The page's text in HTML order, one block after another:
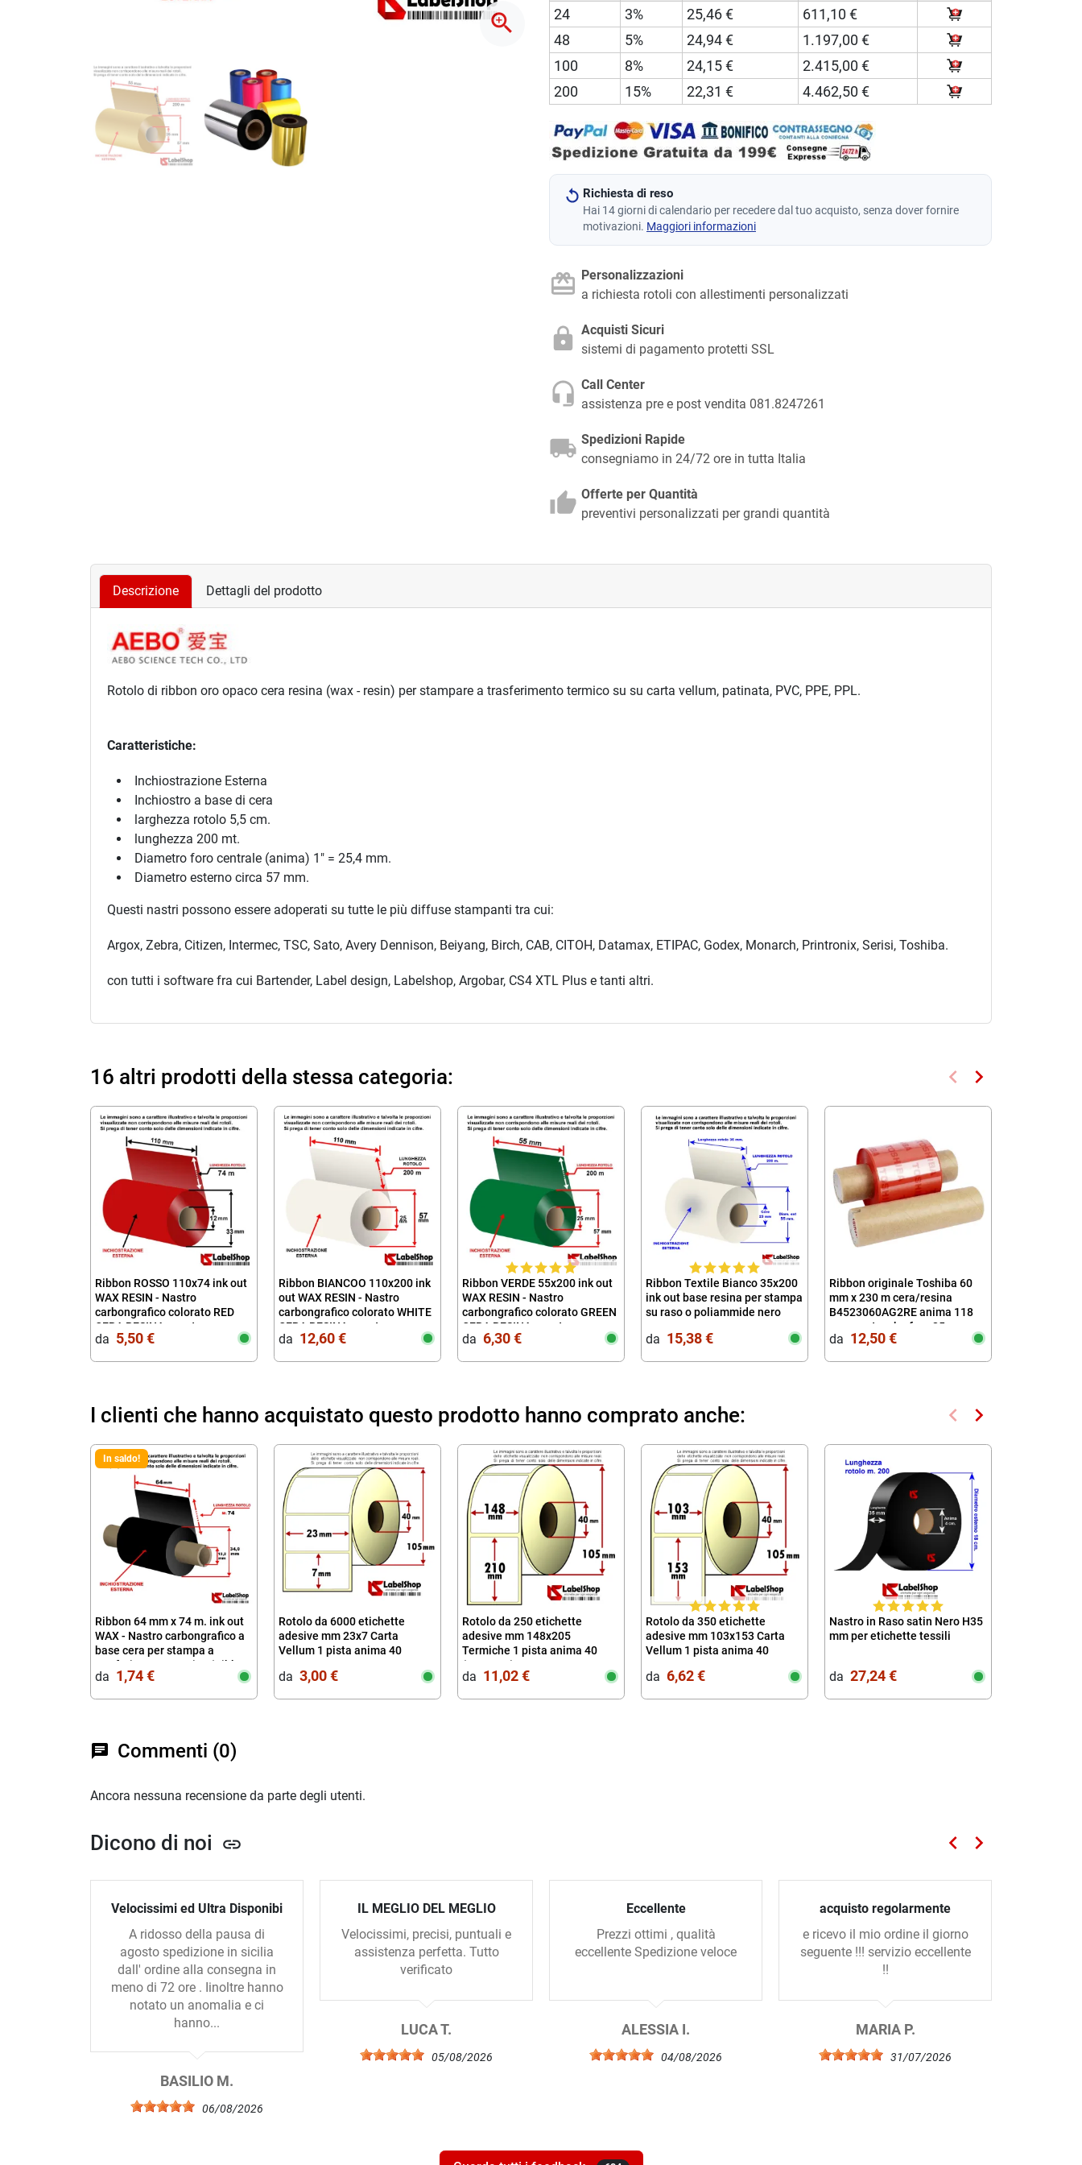
zoom_in 24 3% 25,46 €
611,10 €
48
5% 24,94 €
1.197,00 €
100
8% 24,15 €
2.415,00 €
200
15% 22,31 € 4.462,50 €
Richiesta di reso
Hai 14 giorni di calendario per recedere dal tuo acquisto, senza dover fornire
motivazioni. Maggiori informazioni
Personalizzazioni
a richiesta rotoli con allestimenti personalizzati
Acquisti Sicuri
sistemi di pagamento protetti SSL
Call Center
assistenza pre e post vendita 081.8247261
Spedizioni Rapide
consegniamo in 24/72 ore in tutta Italia
Offerte per Quantità
preventivi personalizzati per grandi quantità
Descrizione Dettagli del prodotto
Rotolo di ribbon oro opaco cera resina (wax - resin) per stampare a trasferimento termico su su carta vellum, patinata, PVC, PPE, PPL.
Caratteristiche:
Inchiostrazione Esterna
Inchiostro a base di cera
larghezza rotolo 5,5 cm.
lunghezza 200 mt.
Diametro foro centrale (anima) 1" = 25,4 mm.
Diametro esterno circa 57 mm.
Questi nastri possono essere adoperati su tutte le più diffuse stampanti tra cui:
Argox, Zebra, Citizen, Intermec, TSC, Sato, Avery Dennison, Beiyang, Birch, CAB, CITOH, Datamax, ETIPAC, Godex, Monarch, Printronix, Serisi, Toshiba.
con tutti i software fra cui Bartender, Label design, Labelshop, Argobar, CS4 XTL Plus e tanti altri.
16 altri prodotti della stessa categoria: Precedente
keyboard_arrow_left Successivo
keyboard_arrow_right
Ribbon ROSSO 110x74 ink out
WAX RESIN - Nastro
carbongrafico colorato RED
CERA RESINA per stampa a
trasferimento termico
da‎ ‎ 5,50 €
Ribbon BIANCOO 110x200 ink
out WAX RESIN - Nastro
carbongrafico colorato WHITE
CERA RESINA per stampa a
trasferimento termico
da‎ ‎ 12,60 €
Ribbon VERDE 55x200 ink out
WAX RESIN - Nastro
carbongrafico colorato GREEN
CERA RESINA per stampa a
trasferimento termico
da‎ ‎ 6,30 €
Ribbon Textile Bianco 35x200
ink out base resina per stampa
su raso o poliammide nero
da‎ ‎ 15,38 €
Ribbon originale Toshiba 60
mm x 230 m cera/resina
B4523060AG2RE anima 118
mm con tacche foro 25mm
da‎ ‎ 12,50 €
I clienti che hanno acquistato questo prodotto hanno comprato anche: Precedente
keyboard_arrow_left Successivo
keyboard_arrow_right
In saldo!
Ribbon 64 mm x 74 m. ink out
WAX - Nastro carbongrafico a
base cera per stampa a
trasferimento termico (Ribbon
in Cera)
da‎ ‎ 1,74 €
Rotolo da 6000 etichette
adesive mm 23x7 Carta
Vellum 1 pista anima 40
da‎ ‎ 3,00 €
Rotolo da 250 etichette
adesive mm 148x205
Termiche 1 pista anima 40
(148x210)
da‎ ‎ 11,02 €
Rotolo da 350 etichette
adesive mm 103x153 Carta
Vellum 1 pista anima 40
da‎ ‎ 6,62 €
Nastro in Raso satin Nero H35
mm per etichette tessili
da‎ ‎ 27,24 €
chat Commenti (0)
Ancora nessuna recensione da parte degli utenti.
Dicono di noi link Precedente
keyboard_arrow_left Successivo
keyboard_arrow_right
Velocissimi ed Ultra Disponibi
A ridosso della pausa di
agosto spedizione in sicilia
dall' ordine alla consegna in
meno di 72 ore . Iinoltre hanno
notato un anomalia e ci
hanno...
BASILIO M.
06/08/2026
IL MEGLIO DEL MEGLIO
Velocissimi, precisi, puntuali e
assistenza perfetta. Tutto
verificato
LUCA T.
05/08/2026
Eccellente
Prezzi ottimi , qualità
eccellente Spedizione veloce
ALESSIA I.
04/08/2026
acquisto regolarmente
e ricevo il mio ordine il giorno
seguente !!! servizio eccellente
!!
MARIA P.
31/07/2026